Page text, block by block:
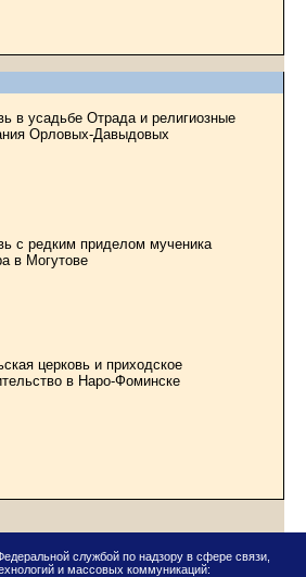
в усадьбе Отрада и религиозные
Орловых-Давыдовых
с редким приделом мученика
в Могутове
церковь и приходское
в Наро-Фоминске
службой по надзору в сфере связи,
и массовых коммуникаций: